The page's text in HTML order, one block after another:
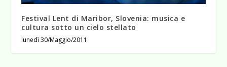
Festival Lent di Maribor, Slovenia: musica e
cultura sotto un cielo stellato
lunedì 30/Maggio/2011